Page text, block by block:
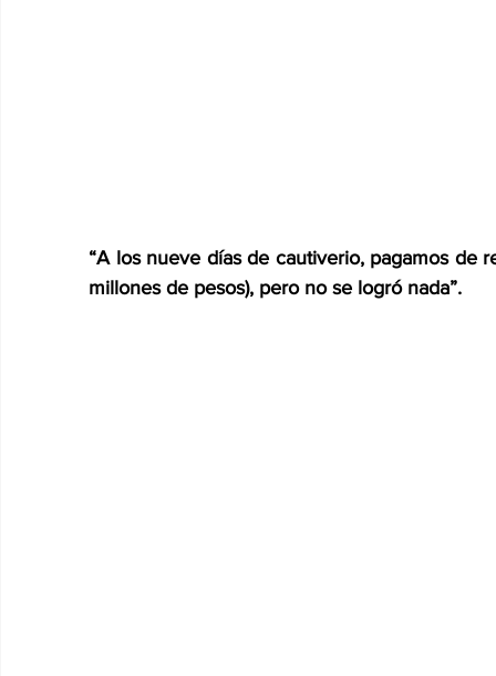
“A los nueve días de cautiverio, pagamos de
millones de pesos), pero no se logró nada”.